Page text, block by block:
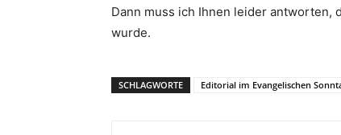
Dann muss ich Ihnen leider antworten,
wurde.
SCHLAGWORTE Editorial im Evangelischen